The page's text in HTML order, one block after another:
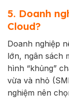
5. Doanh
Cloud?
Doanh nghiệp
lớn, ngân sách
hình “khủng”
vừa và nhỏ
nghiệm nên